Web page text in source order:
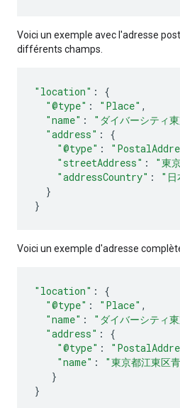
Voici un exemple avec l'adresse
différents champs.
"location" :
{
"@type" : "Place" ,
"name" : "ダイバーシティ
"address" :
{
"@type" :
"streetAddress" : "東
"addressCountry" :
"日
}
}
Voici un exemple d'adresse
"location" :
{
"@type" : "Place" ,
"name" : "ダイバーシティ
"address" :
{
"@type" :
"name" :
"東京都江東区
}
}